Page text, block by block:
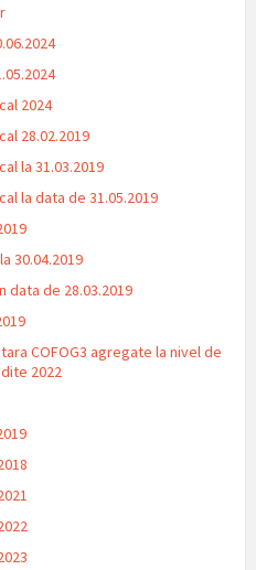
2024
28.02.2019
la 31.03.2019
la data de 31.05.2019
30.04.2019
data de 28.03.2019
COFOG3 agregate la nivel de
2022